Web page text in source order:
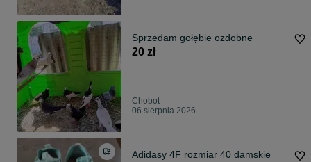
Sprzedam gołębie ozdobne
20 zł
Chobot
06 sierpnia 2026
Adidasy 4F rozmiar 40 damskie